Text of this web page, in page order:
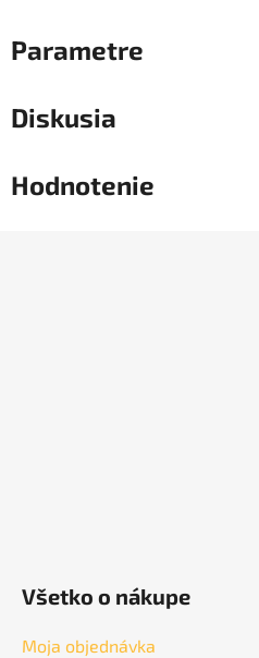
Parametre
Diskusia
Hodnotenie
Všetko o nákupe
Moja objednávka